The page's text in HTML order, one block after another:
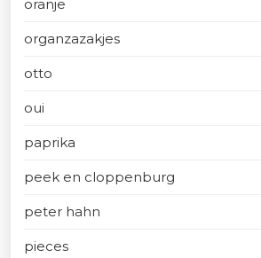
oranje
organzazakjes
otto
oui
paprika
peek en cloppenburg
peter hahn
pieces